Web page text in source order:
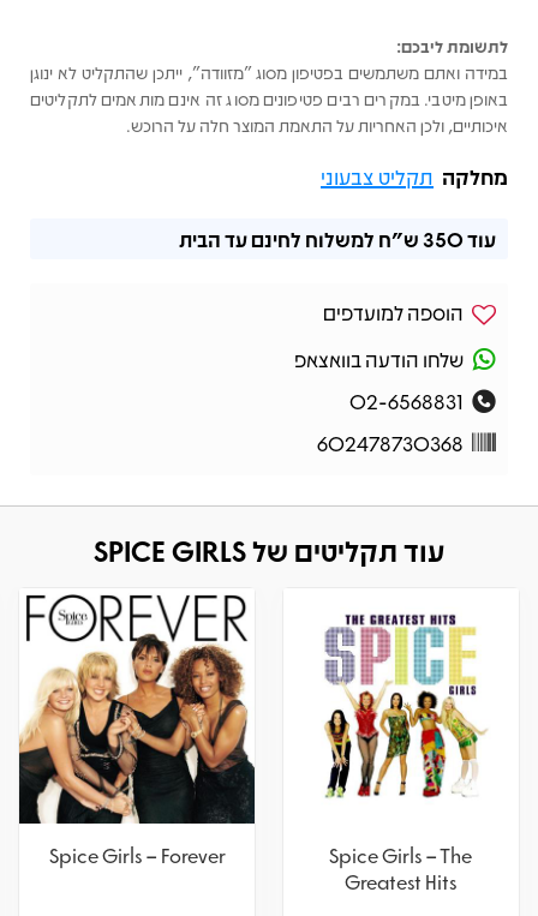
לתשומת ליבכם:
במידה ואתם משתמשים בפטיפון מסוג "מזוודה", ייתכן שהתקליט לא ינוגן
באופן מיטבי. במקרים רבים פטיפונים מסוג זה אינם מותאמים לתקליטים
איכותיים, ולכן האחריות על התאמת המוצר חלה על הרוכש.
מחלקה תקליט צבעוני
עוד350 ש"ח למשלוח לחינם עד הבית
הוספה למועדפים
שלחו הודעה בוואצאפ
02-6568831
602478730368
עוד תקליטים של SPICE GIRLS
Spice Girls – Forever
Spice Girls – Spice